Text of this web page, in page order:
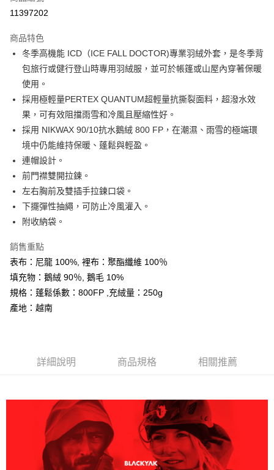
Google Pay
全盈+PAY
大哥付你分期
相關說明
【大哥付你分期使用說明】
1.本服務由台灣大哥大提供，台灣大哥大用戶可立即使用無須另外申請。
2.付款方式選擇「大哥付你分期」，訂單成立後會自動跳轉到大哥付的交易
流程，驗證手機門號後，選擇欲分期的期數、繳款截止日，確認付款後即完
成交易。
3.實際核准額度、可分期數及費用金額請依後續交易確認頁面所載為準。
消。如遇「轉專審核」未通過狀況，表示未達大哥付你分期系統評分，恕無
法說明評估內容。
【繳款方式說明】
1.分期款項不併入電信帳單，「大哥付你分期」於每月結算日後寄送繳費提
2.透過簡訊連結打開帳單後，可選擇「超商條碼／台灣大直營門市／銀行轉
帳／街口支付／iPASS MONEY」等通路繳費。
【注意事項】
1.本服務係由「台灣大哥大股份有限公司」（以下簡稱本公司）所提供，讓
用戶於交易時，得透過本服務購買商品或服務，並由商店將買賣／分期付款
3.完整用戶服務條款，請詳閱以下連結：https://oppay.tw/userRule
AFTEE先享後付
相關說明
【關於「AFTEE先享後付」】
AFTEE先享後付是「在收到商品之後才付款」的支付方式。 讓您購物簡單
便利好安心！
１．簡單：不需註冊會員、不需綁卡、不需儲值。
３．安心：先確認商品／服務後，再付款。
１．於結帳方式選擇「AFTEE先享後付」後，將跳轉至「AFTEE先享後付」
２．訂單成立數日內，您將收到繳費通知簡訊。
３．收到繳費通知簡訊後14天內，點擊此簡訊中的連結，可透過四大超商／
ATM／網路銀行／等多元方式進行付款，方視為交易完成。
※ 請注意：結帳手續完成當下不需立刻繳費，但若您需要取消訂單，請聯絡
購買商品的店家。未經商家同意取消之訂單仍視為有效，需透過AFTEE先享
易，需依本服務之必要範圍內提供個人資料，並將交易相關給付款項請求債
權轉讓予恩沛科技股份有限公司。
２．關於個人資料處理事宜，請瀏覽以下網址：
https://aftee.tw/terms/#terms3
３．未成年的使用者請事先徵得法定代理人或監護人之同意方可使用
「AFTEE先享後付」，若未經同意申辦者引起之損失，本公司不負相關責
ATM付款
運送方式
11397202
商品特色
冬季高機能 ICD（ICE FALL DOCTOR)專業羽絨外套，是冬季背
包旅行或健行登山時專用羽絨服，並可於帳篷或山屋內穿著保暖
使用。
採用極輕量PERTEX QUANTUM超輕量抗撕裂面料，超潑水效
果，可有效阻擋雨雪和冷風且壓縮性好。
採用 NIKWAX 90/10抗水鵝絨 800 FP，在潮濕、雨雪的極端環
境中仍能維持保暖、蓬鬆與輕盈。
連帽設計。
前門襟雙開拉鍊。
左右胸前及雙插手拉鍊口袋。
下擺彈性抽繩，可防止冷風灌入。
附收納袋。
銷售重點
表布：尼龍 100%, 裡布：聚酯纖維 100％
填充物：鵝絨 90％, 鵝毛 10%
規格：蓬鬆係數：800FP ,充絨量：250g
產地：越南
詳細說明 商品規格 相關推薦